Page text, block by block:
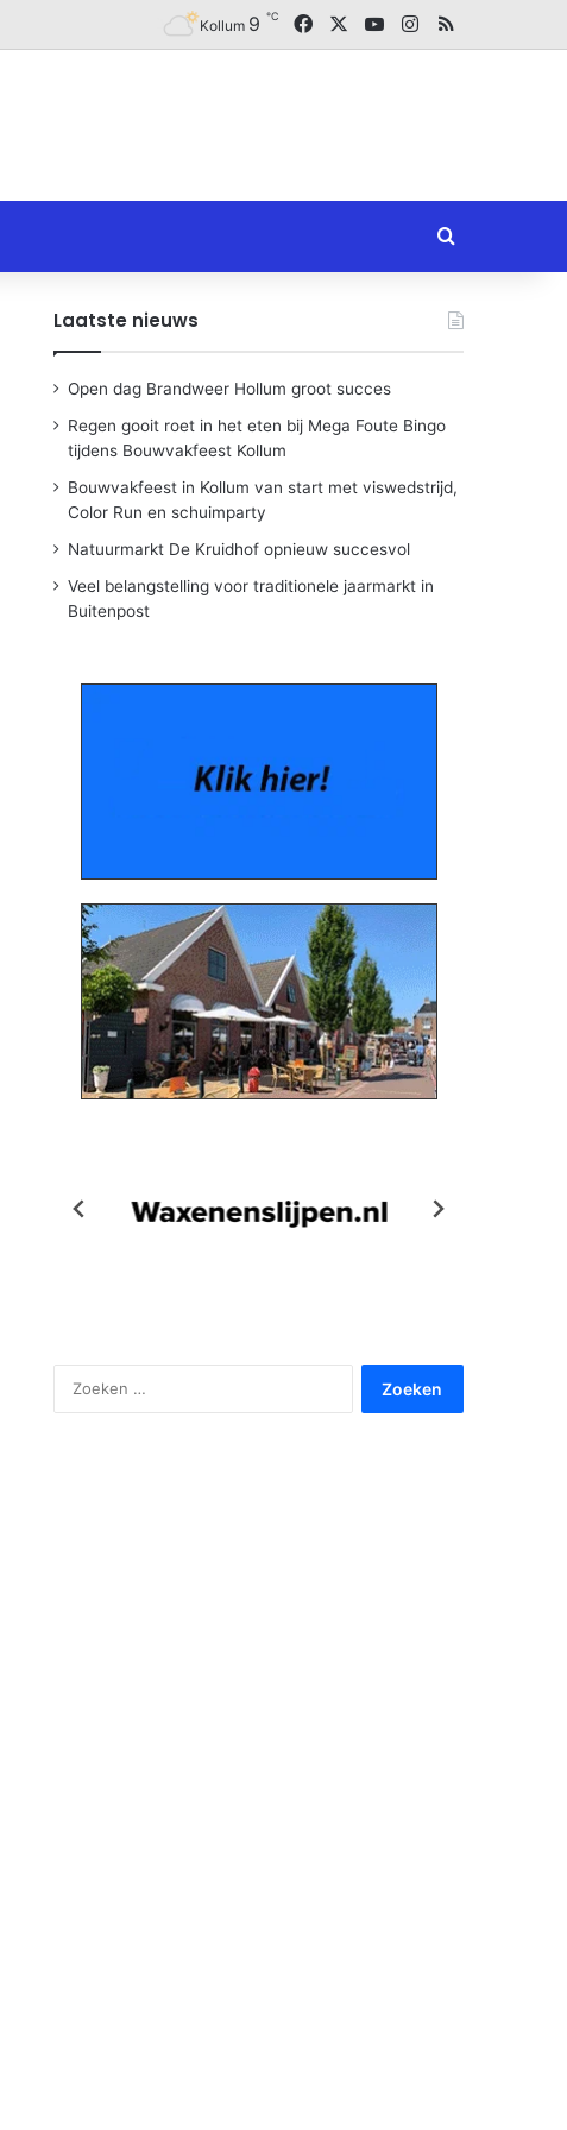
Kollum 9 ℃ FacebookYouTubeInstagram
RSS
Zoeken naar
Laatste nieuws
Open dag Brandweer Hollum groot succes
Regen gooit roet in het eten bij Mega Foute Bingo
tijdens Bouwvakfeest Kollum
Bouwvakfeest in Kollum van start met viswedstrijd,
Color Run en schuimparty
Natuurmarkt De Kruidhof opnieuw succesvol
Veel belangstelling voor traditionele jaarmarkt in
Buitenpost
naar: